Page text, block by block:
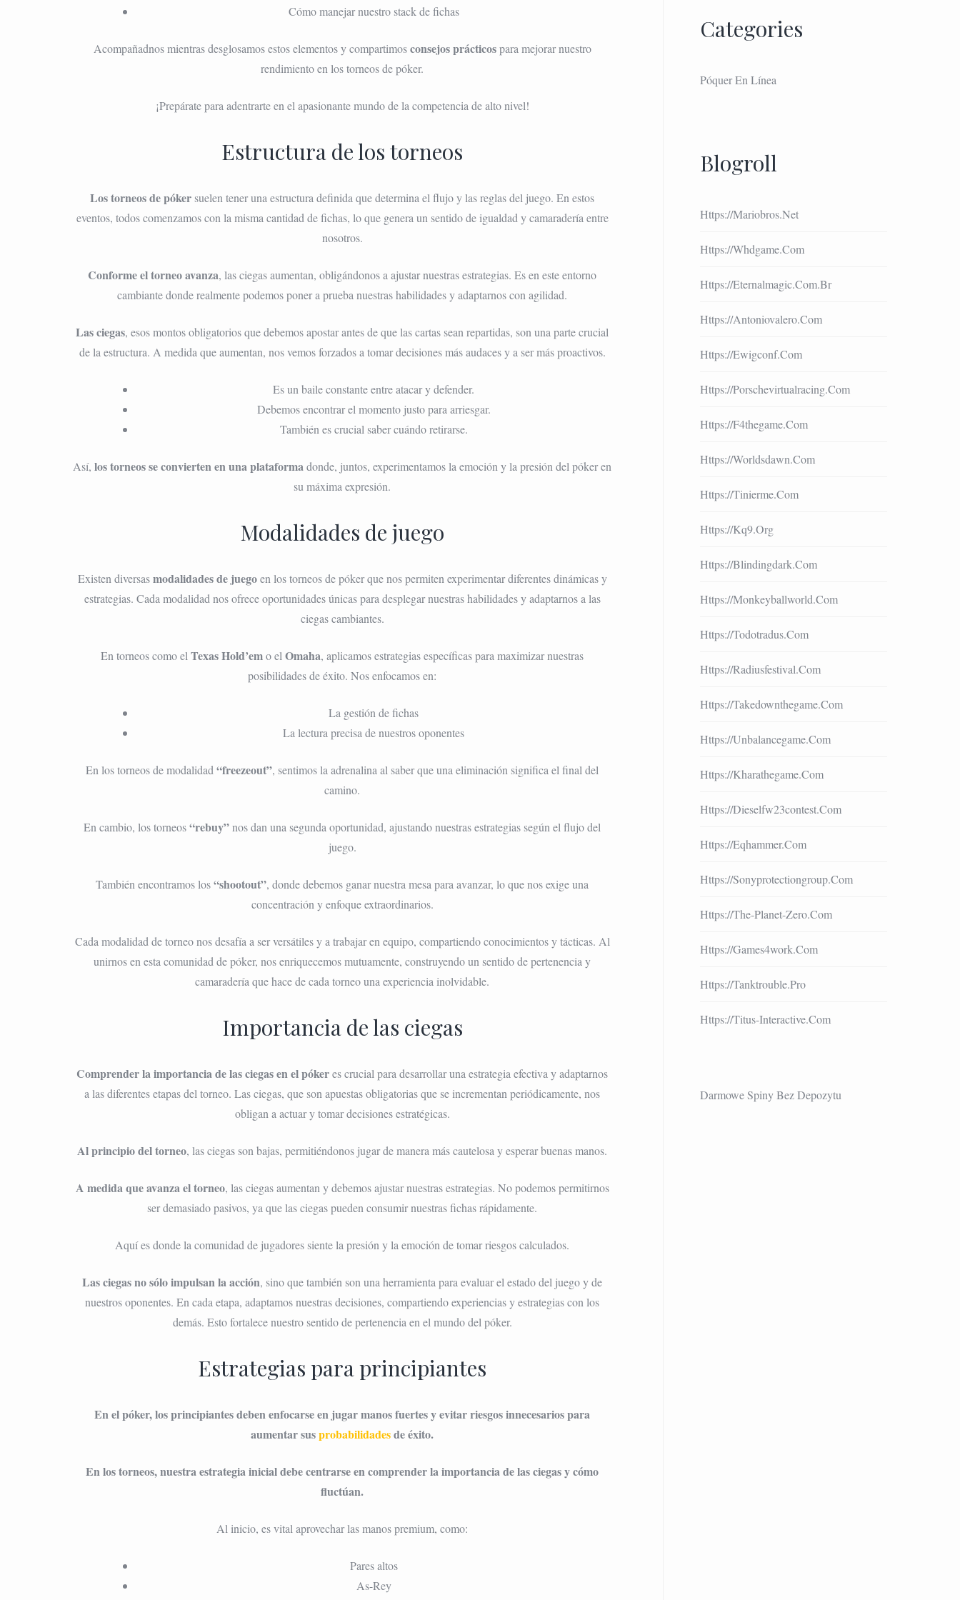
Cómo manejar nuestro stack de fichas
Acompañadnos mientras desglosamos estos elementos y compartimosconsejos prácticospara mejorar nuestro
rendimiento en los torneos de póker.
¡Prepárate para adentrarte en el apasionante mundo de la competencia de alto nivel!
Estructura de los torneos
Los torneos de póker suelen tener una estructura definida que determina el flujo y las reglas del juego. En estos
eventos, todos comenzamos con la misma cantidad de fichas, lo que genera un sentido de igualdad y camaradería entre
nosotros.
Conforme el torneo avanza, las ciegas aumentan, obligándonos a ajustar nuestras estrategias. Es en este entorno
cambiante donde realmente podemos poner a prueba nuestras habilidades y adaptarnos con agilidad.
Las ciegas, esos montos obligatorios que debemos apostar antes de que las cartas sean repartidas, son una parte crucial
de la estructura. A medida que aumentan, nos vemos forzados a tomar decisiones más audaces y a ser más proactivos.
Es un baile constante entre atacar y defender.
Debemos encontrar el momento justo para arriesgar.
También es crucial saber cuándo retirarse.
Así,los torneos se convierten en una plataformadonde, juntos, experimentamos la emoción y la presión del póker en
su máxima expresión.
Modalidades de juego
Existen diversasmodalidades de juegoen los torneos de póker que nos permiten experimentar diferentes dinámicas y
estrategias. Cada modalidad nos ofrece oportunidades únicas para desplegar nuestras habilidades y adaptarnos a las
ciegas cambiantes.
En torneos como elTexas Hold’emo elOmaha, aplicamos estrategias específicas para maximizar nuestras
posibilidades de éxito. Nos enfocamos en:
La gestión de fichas
La lectura precisa de nuestros oponentes
En los torneos de modalidad“freezeout”, sentimos la adrenalina al saber que una eliminación significa el final del
camino.
En cambio, los torneos“rebuy”nos dan una segunda oportunidad, ajustando nuestras estrategias según el flujo del
juego.
También encontramos los“shootout”, donde debemos ganar nuestra mesa para avanzar, lo que nos exige una
concentración y enfoque extraordinarios.
Cada modalidad de torneo nos desafía a ser versátiles y a trabajar en equipo, compartiendo conocimientos y tácticas. Al
unirnos en esta comunidad de póker, nos enriquecemos mutuamente, construyendo un sentido de pertenencia y
camaradería que hace de cada torneo una experiencia inolvidable.
Importancia de las ciegas
Comprender la importancia de las ciegas en el pókeres crucial para desarrollar una estrategia efectiva y adaptarnos
a las diferentes etapas del torneo. Las ciegas, que son apuestas obligatorias que se incrementan periódicamente, nos
obligan a actuar y tomar decisiones estratégicas.
Al principio del torneo, las ciegas son bajas, permitiéndonos jugar de manera más cautelosa y esperar buenas manos.
A medida que avanza el torneo, las ciegas aumentan y debemos ajustar nuestras estrategias. No podemos permitirnos
ser demasiado pasivos, ya que las ciegas pueden consumir nuestras fichas rápidamente.
Aquí es donde la comunidad de jugadores siente la presión y la emoción de tomar riesgos calculados.
Las ciegas no sólo impulsan la acción, sino que también son una herramienta para evaluar el estado del juego y de
nuestros oponentes. En cada etapa, adaptamos nuestras decisiones, compartiendo experiencias y estrategias con los
demás. Esto fortalece nuestro sentido de pertenencia en el mundo del póker.
Estrategias para principiantes
En el póker, los principiantes deben enfocarse en jugar manos fuertes y evitar riesgos innecesarios para
aumentar susprobabilidadesde éxito.
En los torneos, nuestra estrategia inicial debe centrarse en comprender la importancia de las ciegas y cómo
fluctúan.
Al inicio, es vital aprovechar las manos premium, como:
Pares altos
As-Rey
Categories
Póquer En Línea
Blogroll
Https://mariobros.net
Https://whdgame.com
Https://eternalmagic.com.br
Https://antoniovalero.com
Https://ewigconf.com
Https://porschevirtualracing.com
Https://f4thegame.com
Https://worldsdawn.com
Https://tinierme.com
Https://kq9.org
Https://blindingdark.com
Https://monkeyballworld.com
Https://todotradus.com
Https://radiusfestival.com
Https://takedownthegame.com
Https://unbalancegame.com
Https://kharathegame.com
Https://dieselfw23contest.com
Https://eqhammer.com
Https://sonyprotectiongroup.com
Https://the-Planet-Zero.com
Https://games4work.com
Https://tanktrouble.pro
Https://titus-Interactive.com
Darmowe Spiny Bez Depozytu